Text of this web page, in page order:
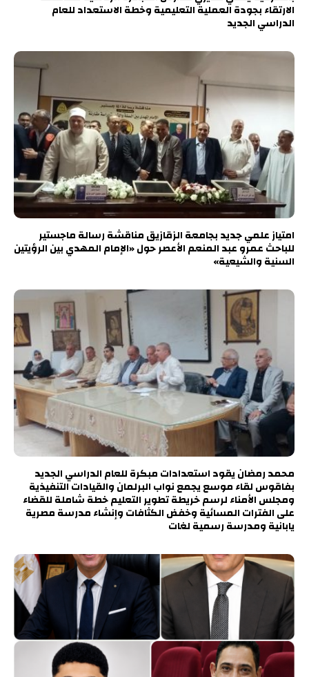
الارتقاء بجودة العملية التعليمية وخطة الاستعداد للعام
الدراسي الجديد
امتياز علمي جديد بجامعة الزقازيق مناقشة رسالة ماجستير
للباحث عمرو عبد المنعم الأعصر حول «الإمام المهدي بين الرؤيتين
السنية والشيعية»
محمد رمضان يقود استعدادات مبكرة للعام الدراسي الجديد
بفاقوس لقاء موسع يجمع نواب البرلمان والقيادات التنفيذية
ومجلس الأمناء لرسم خريطة تطوير التعليم خطة شاملة للقضاء
على الفترات المسائية وخفض الكثافات وإنشاء مدرسة مصرية
يابانية ومدرسة رسمية لغات